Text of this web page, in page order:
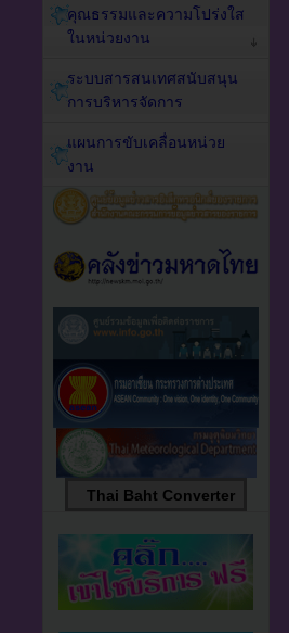
คุณธรรมและความโปร่งใส
ในหน่วยงาน
ระบบสารสนเทศสนับสนุน
การบริหารจัดการ
แผนการขับเคลื่อนหน่วย
งาน
Thai Baht Converter